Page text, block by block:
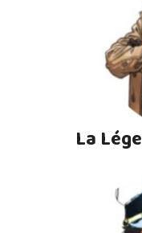
La